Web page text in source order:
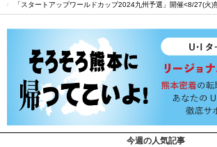
「スタートアップワールドカップ2024九州予選」開催<8/27(火)
今週の人気記事